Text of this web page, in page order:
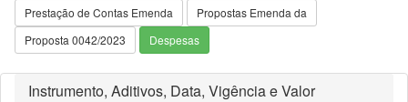
Prestação de Contas Emenda
Propostas Emenda da
Proposta 0042/2023
Despesas
Instrumento, Aditivos, Data, Vigência e Valor